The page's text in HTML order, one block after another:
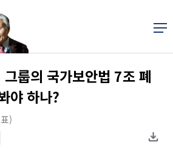
룹의 국가보안법 7조 폐
야 하나?
)